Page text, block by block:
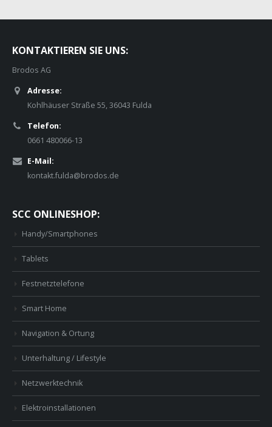
KONTAKTIEREN SIE UNS:
Brodos AG
Adresse:
Kohlhäuser Straße 55, 36043 Fulda
Telefon:
0661 480066-13
E-Mail:
kontakt.fulda@brodos.de
SCC ONLINESHOP:
Handy/Smartphones
Tablets
Festnetztelefone
Smart Home
Navigation & Ortung
Unterhaltung / Lifestyle
Netzwerktechnik
Elektroinstallationen